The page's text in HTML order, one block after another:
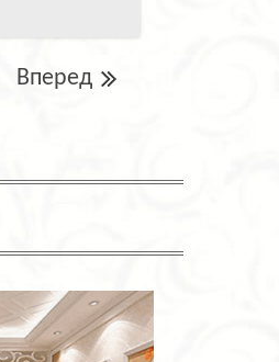
Вперед